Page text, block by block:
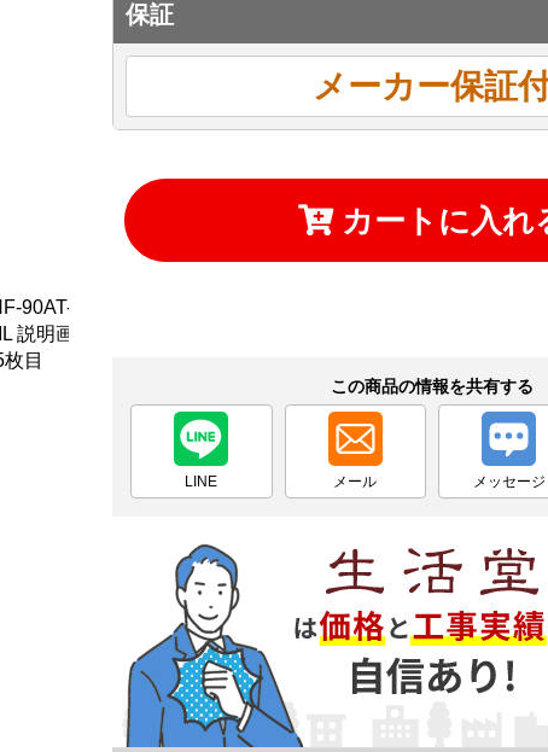
保証
メーカー保証
カートに入れ
この商品の情報を共有する
LINE メール メッセージ